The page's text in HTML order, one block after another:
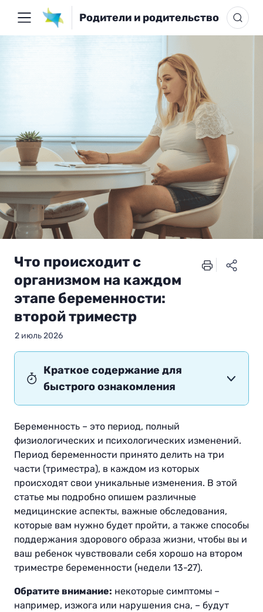
Родители и родительство
Что происходит с
организмом на каждом
этапе беременности:
второй триместр
2 июль 2026
Краткое содержание для
быстрого ознакомления
Беременность – это период, полный
физиологических и психологических изменений.
Период беременности принято делить на три
части (триместра), в каждом из которых
происходят свои уникальные изменения. В этой
статье мы подробно опишем различные
медицинские аспекты, важные обследования,
которые вам нужно будет пройти, а также способы
поддержания здорового образа жизни, чтобы вы и
ваш ребенок чувствовали себя хорошо на втором
триместре беременности (недели 13-27).
Обратите внимание: некоторые симптомы –
например, изжога или нарушения сна, – будут